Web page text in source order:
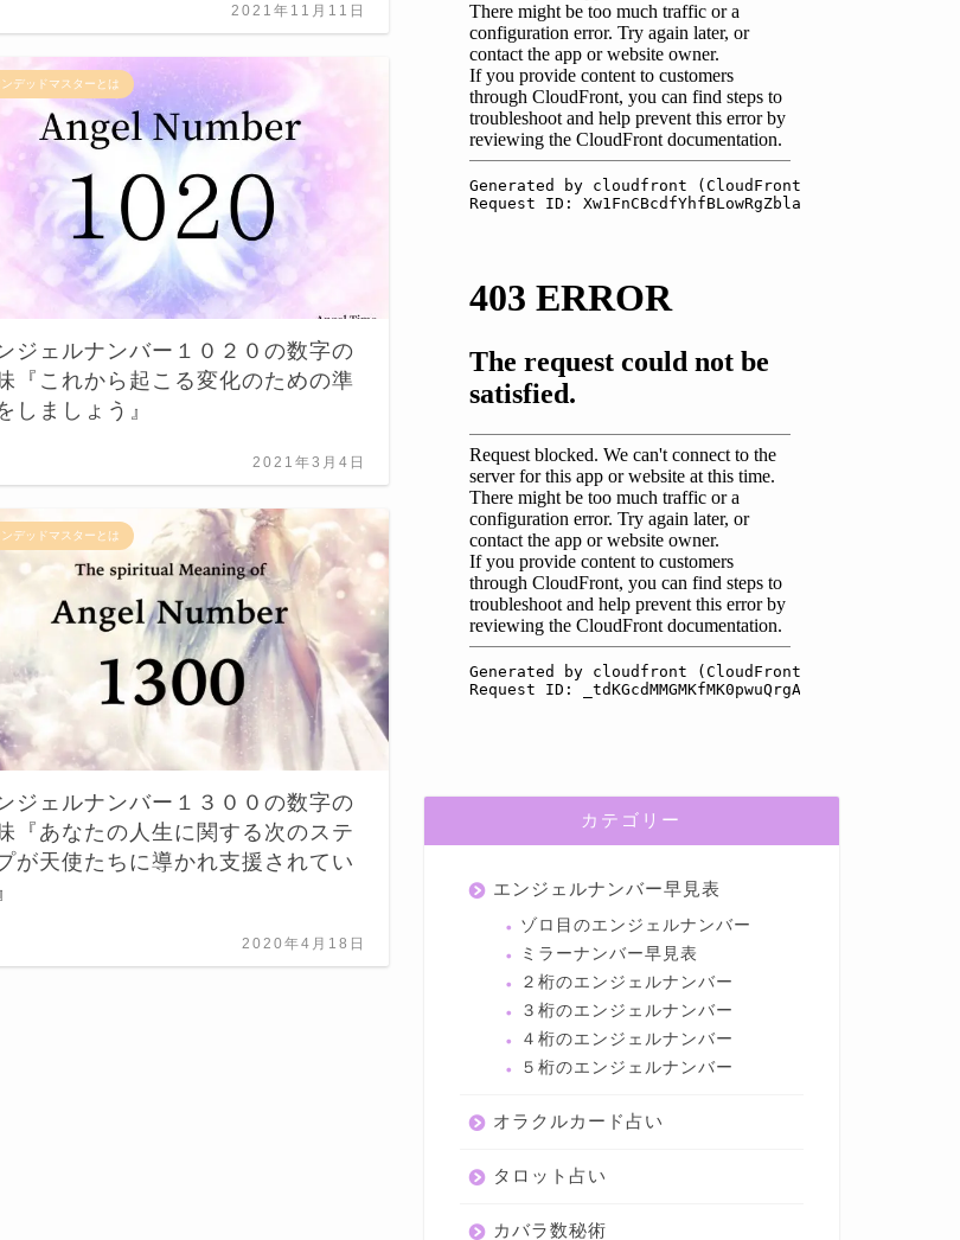
2021年11月11日
デッドマスターとは
ジェルナンバー１０２０の数字の
『これから起こる変化のための準
しましょう』
2021年3月4日
デッドマスターとは
ジェルナンバー１３００の数字の
『あなたの人生に関する次のステ
が天使たちに導かれ支援されてい
2020年4月18日
カテゴリー
エンジェルナンバー早見表
ゾロ目のエンジェルナンバー
ミラーナンバー早見表
２桁のエンジェルナンバー
３桁のエンジェルナンバー
４桁のエンジェルナンバー
５桁のエンジェルナンバー
オラクルカード占い
タロット占い
カバラ数秘術